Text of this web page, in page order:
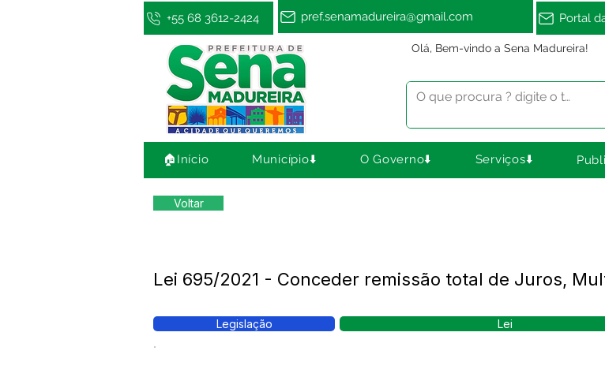
+55 68 3612-2424 pref.senamadureira@gmail.com Portal
Olá, Bem-vindo a Sena Madureira!
🏠Início Município⬇️ O Governo⬇️ Serviços⬇️
Voltar
Lei 695/2021 - Conceder remissão total de Juros,
Legislação Lei